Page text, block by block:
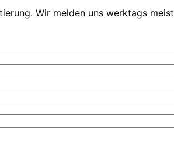
Wir melden uns werktags meist